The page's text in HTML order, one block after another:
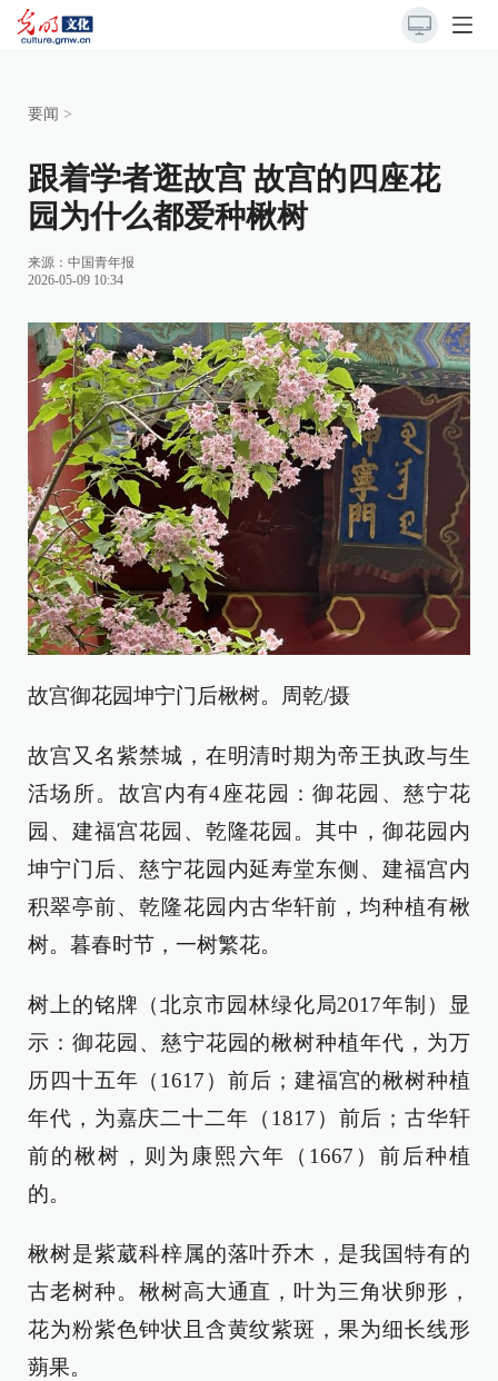
要闻 >
跟着学者逛故宫 故宫的四座花
园为什么都爱种楸树
来源： 中国青年报
2026-05-09 10:34
故宫御花园坤宁门后楸树。周乾/摄
故宫又名紫禁城，在明清时期为帝王执政与生
活场所。故宫内有4座花园：御花园、慈宁花
园、建福宫花园、乾隆花园。其中，御花园内
坤宁门后、慈宁花园内延寿堂东侧、建福宫内
积翠亭前、乾隆花园内古华轩前，均种植有楸
树。暮春时节，一树繁花。
树上的铭牌（北京市园林绿化局2017年制）显
示：御花园、慈宁花园的楸树种植年代，为万
历四十五年（1617）前后；建福宫的楸树种植
年代，为嘉庆二十二年（1817）前后；古华轩
前的楸树，则为康熙六年（1667）前后种植
的。
楸树是紫葳科梓属的落叶乔木，是我国特有的
古老树种。楸树高大通直，叶为三角状卵形，
花为粉紫色钟状且含黄纹紫斑，果为细长线形
蒴果。